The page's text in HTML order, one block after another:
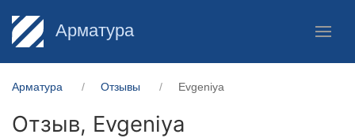
Арматура
Арматура Отзывы Evgeniya
Отзыв, Evgeniya